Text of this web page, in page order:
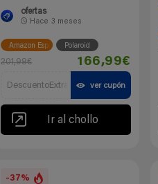
ofertas
Hace 3 meses
Amazon España Polaroid
201,98€ 166,99€
DescuentoExtra ver cupón
Ir al chollo
-37%